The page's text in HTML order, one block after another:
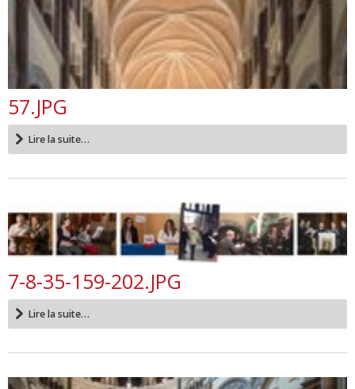
57.JPG
Lire la suite…
7-8-35-159-202.JPG
Lire la suite…